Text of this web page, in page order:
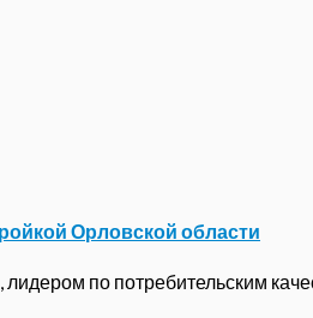
Орловской области
по потребительским